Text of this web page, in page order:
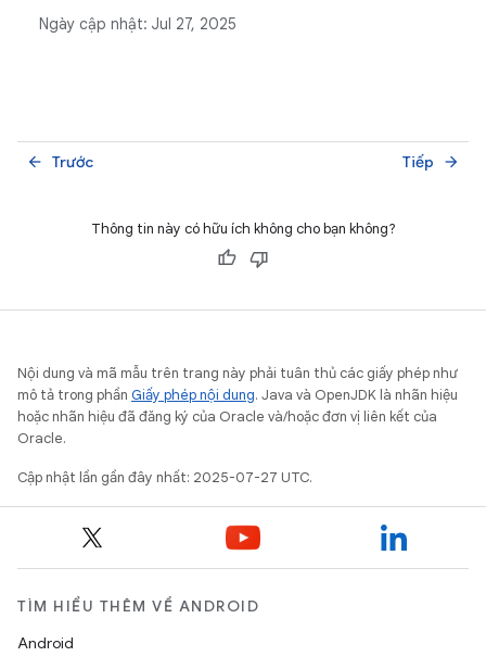
Ngày cập nhật: Jul 27, 2025
Trước
arrow_back Tiếp arrow_forward
Thông tin này có hữu ích không cho bạn không?
Nội dung và mã mẫu trên trang này phải tuân thủ các giấy phép như
mô tả trong phần Giấy phép nội dung. Java và OpenJDK là nhãn hiệu
hoặc nhãn hiệu đã đăng ký của Oracle và/hoặc đơn vị liên kết của
Oracle.
Cập nhật lần gần đây nhất: 2025-07-27 UTC.
TÌM HIỂU THÊM VỀ ANDROID
Android